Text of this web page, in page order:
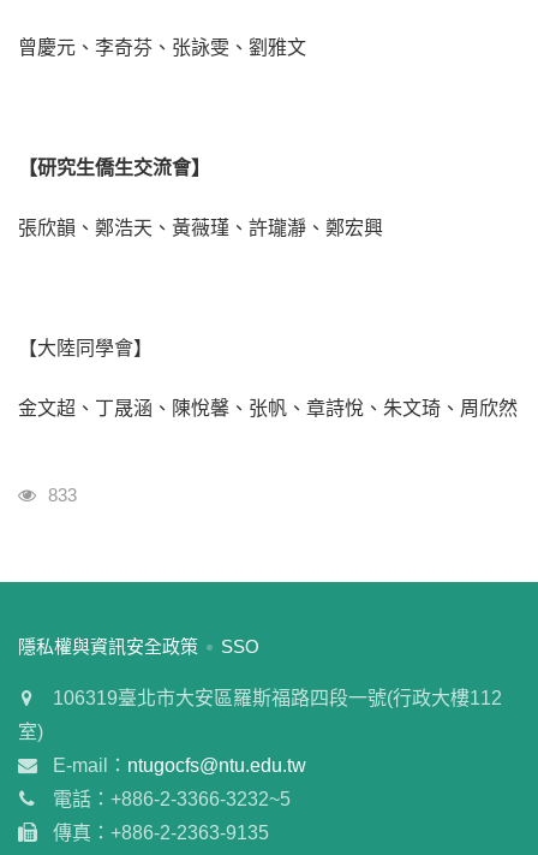
曾慶元、李奇芬、张詠雯、劉雅文
【研究生僑生交流會】
張欣韻、鄭浩天、黃薇瑾、許瓏瀞、鄭宏興
【大陸同學會】
金文超、丁晟涵、陳悅馨、张帆、章詩悅、朱文琦、周欣然
瀏覽人次
833
:::
隱私權與資訊安全政策 SSO
106319臺北市大安區羅斯福路四段一號(行政大樓112
室)
E-mail： ntugocfs@ntu.edu.tw
電話：+886-2-3366-3232~5
傳真：+886-2-2363-9135